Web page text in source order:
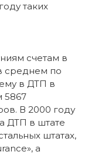
таких
счетам в
среднем по
в ДТП в
5867
В 2000 году
ДТП в штате
штатах,
а